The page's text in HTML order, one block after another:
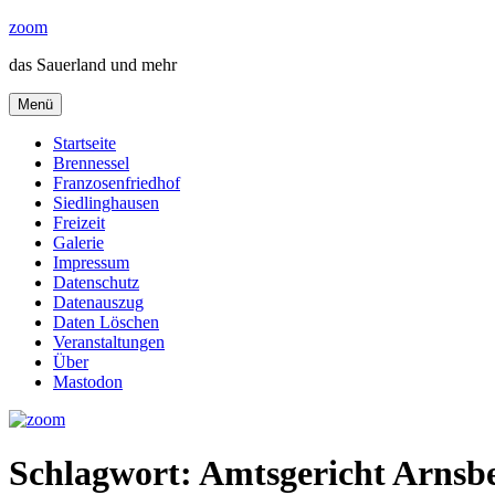
Zum
springen
zoom
das Sauerland und mehr
Menü
Startseite
Brennessel
Franzosenfriedhof
Siedlinghausen
Freizeit
Galerie
Impressum
Datenschutz
Datenauszug
Daten Löschen
Veranstaltungen
Über
Mastodon
Schlagwort: Amtsgericht